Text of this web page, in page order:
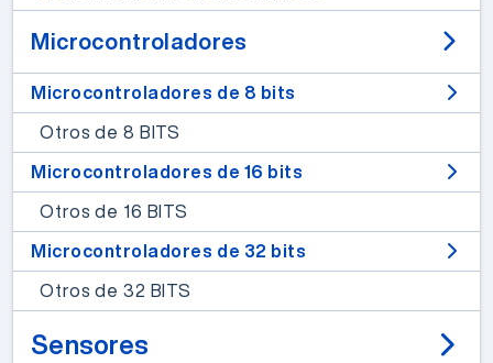
Microcontroladores
Microcontroladores de 8 bits
Otros de 8 BITS
Microcontroladores de 16 bits
Otros de 16 BITS
Microcontroladores de 32 bits
Otros de 32 BITS
Sensores